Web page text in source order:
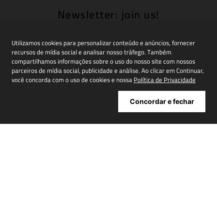
Utilizamos cookies para personalizar conteúdo e anúncios, fornecer
recursos de mídia social e analisar nosso tráfego. Também
compartilhamos informações sobre o uso do nosso site com nossos
parceiros de mídia social, publicidade e análise. Ao clicar em Continuar,
você concorda com o uso de cookies e nossaPolítica de Privacidade
Concordar e fechar
Newsletter: join us!
novidades, promoções e muito mais